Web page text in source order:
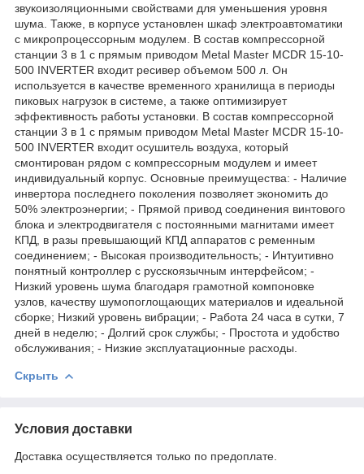
звукоизоляционными свойствами для уменьшения уровня
шума. Также, в корпусе установлен шкаф электроавтоматики
с микропроцессорным модулем. В состав компрессорной
станции 3 в 1 с прямым приводом Metal Master MCDR 15-10-
500 INVERTER входит ресивер объемом 500 л. Он
используется в качестве временного хранилища в периоды
пиковых нагрузок в системе, а также оптимизирует
эффективность работы установки. В состав компрессорной
станции 3 в 1 с прямым приводом Metal Master MCDR 15-10-
500 INVERTER входит осушитель воздуха, который
смонтирован рядом с компрессорным модулем и имеет
индивидуальный корпус. Основные преимущества: - Наличие
инвертора последнего поколения позволяет экономить до
50% электроэнергии; - Прямой привод соединения винтового
блока и электродвигателя с постоянными магнитами имеет
КПД, в разы превышающий КПД аппаратов с ременным
соединением; - Высокая производительность; - Интуитивно
понятный контроллер с русскоязычным интерфейсом; -
Низкий уровень шума благодаря грамотной компоновке
узлов, качеству шумопоглощающих материалов и идеальной
сборке; Низкий уровень вибрации; - Работа 24 часа в сутки, 7
дней в неделю; - Долгий срок службы; - Простота и удобство
обслуживания; - Низкие эксплуатационные расходы.
Скрыть
Условия доставки
Доставка осуществляется только по предоплате.